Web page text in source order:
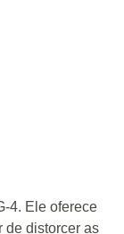
4. Ele oferece
de distorcer as